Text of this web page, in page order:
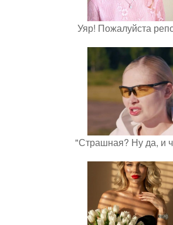
Уяр! Пожалуйста
"Страшная? Ну да, и